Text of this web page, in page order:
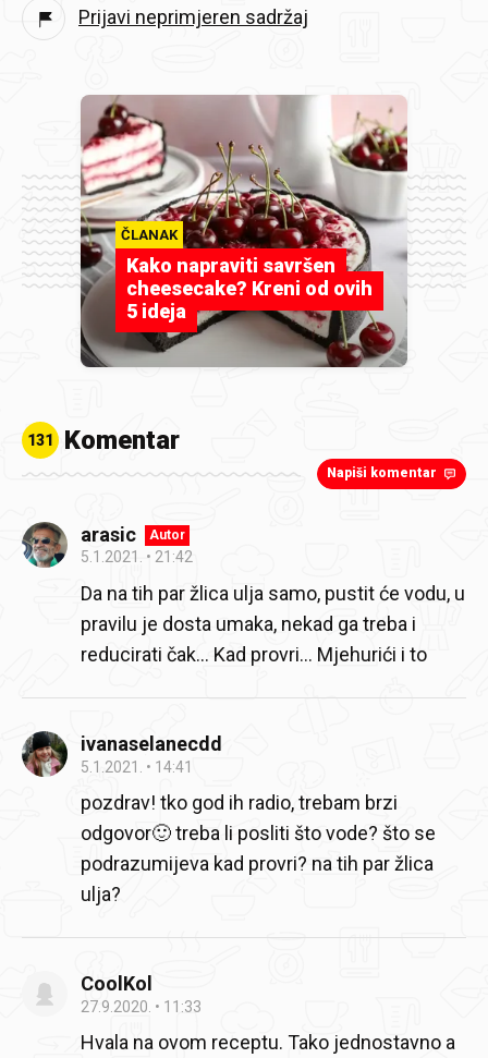
Prijavi neprimjeren sadržaj
ČLANAK
Kako napraviti savršen
cheesecake? Kreni od ovih
5 ideja
131 Komentar
Napiši komentar
arasic Autor
5.1.2021. 21:42
Da na tih par žlica ulja samo, pustit će vodu, u
pravilu je dosta umaka, nekad ga treba i
reducirati čak... Kad provri... Mjehurići i to
ivanaselanecdd
5.1.2021. 14:41
pozdrav! tko god ih radio, trebam brzi
odgovor🙂 treba li posliti što vode? što se
podrazumijeva kad provri? na tih par žlica
ulja?
CoolKol
27.9.2020. 11:33
Hvala na ovom receptu. Tako jednostavno a